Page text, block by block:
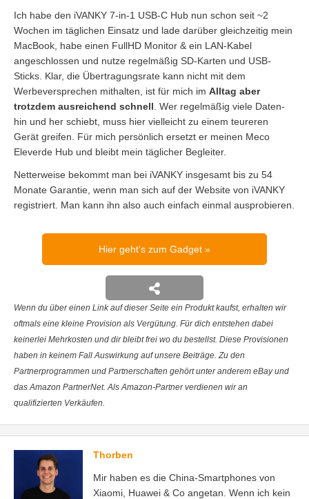
Ich habe den iVANKY 7-in-1 USB-C Hub nun schon seit ~2
Wochen im täglichen Einsatz und lade darüber gleichzeitig mein
MacBook, habe einen FullHD Monitor & ein LAN-Kabel
angeschlossen und nutze regelmäßig SD-Karten und USB-
Sticks. Klar, die Übertragungsrate kann nicht mit dem
Werbeversprechen mithalten, ist für mich im Alltag aber
trotzdem ausreichend schnell . Wer regelmäßig viele Daten-
hin und her schiebt, muss hier vielleicht zu einem teureren
Gerät greifen. Für mich persönlich ersetzt er meinen Meco
Eleverde Hub und bleibt mein täglicher Begleiter.
Netterweise bekommt man bei iVANKY insgesamt bis zu 54
Monate Garantie, wenn man sich auf der Website von iVANKY
registriert. Man kann ihn also auch einfach einmal ausprobieren.
Hier geht's zum Gadget
Wenn du über einen Link auf dieser Seite ein Produkt kaufst, erhalten wir
oftmals eine kleine Provision als Vergütung. Für dich entstehen dabei
keinerlei Mehrkosten und dir bleibt frei wo du bestellst. Diese Provisionen
haben in keinem Fall Auswirkung auf unsere Beiträge. Zu den
Partnerprogrammen und Partnerschaften gehört unter anderem eBay und
das Amazon PartnerNet. Als Amazon-Partner verdienen wir an
qualifizierten Verkäufen.
Thorben
Mir haben es die China-Smartphones von
Xiaomi, Huawei & Co angetan. Wenn ich kein